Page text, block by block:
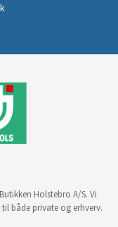
Holstebro A/S. Vi
både private og erhverv.